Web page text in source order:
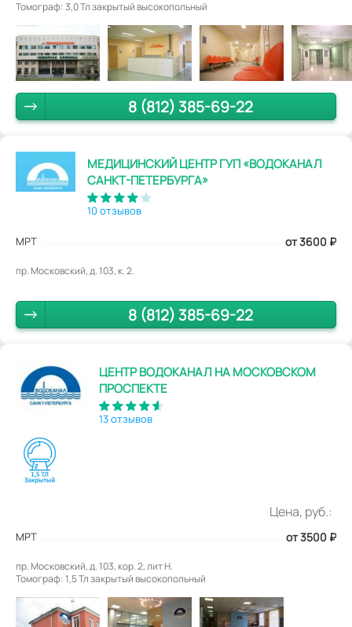
Томограф: 3,0 Тл закрытый высокопольный
8 (812) 385-69-22
МЕДИЦИНСКИЙ ЦЕНТР ГУП «ВОДОКАНАЛ
САНКТ-ПЕТЕРБУРГА»
10 отзывов
МРТ от 3600 ₽
пр. Московский, д. 103, к. 2.
8 (812) 385-69-22
ЦЕНТР ВОДОКАНАЛ НА МОСКОВСКОМ
ПРОСПЕКТЕ
13 отзывов
Цена, руб.:
МРТ от 3500 ₽
пр. Московский, д. 103, кор. 2, лит Н.
Томограф: 1,5 Тл закрытый высокопольный